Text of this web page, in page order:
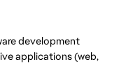
development
applications (web,